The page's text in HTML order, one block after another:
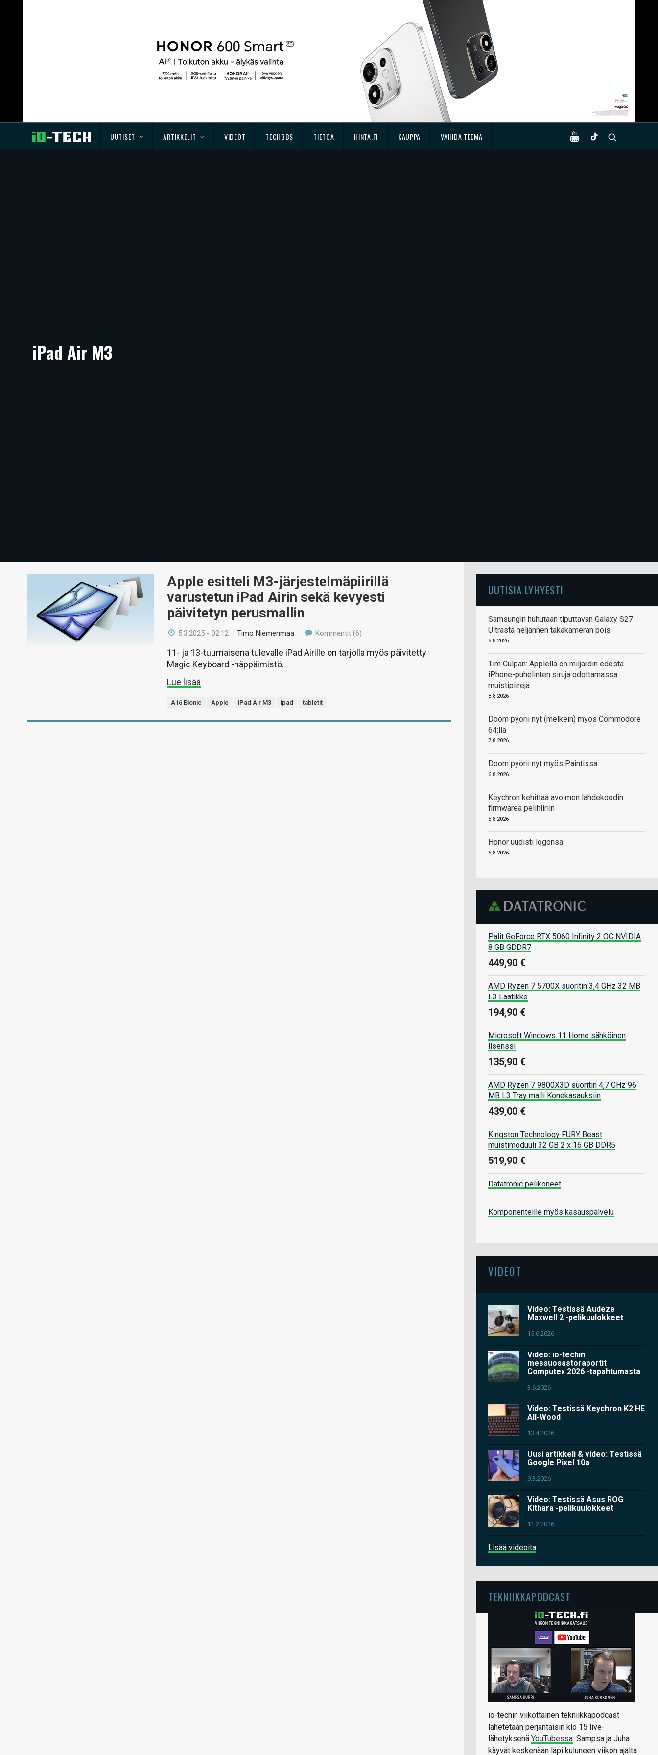
UUTISET ARTIKKELIT VIDEOT TECHBBS TIETOA HINTA.FI KAUPPA VAIHDA TEEMA
iPad Air M3
Apple esitteli M3-järjestelmäpiirillä
varustetun iPad Airin sekä kevyesti
päivitetyn perusmallin
5.3.2025 - 02:12 /Timo Niemenmaa Kommentit (6)
11- ja 13-tuumaisena tulevalle iPad Airille on tarjolla myös päivitetty
Magic Keyboard -näppäimistö.
Lue lisää
A16 Bionic Apple iPad Air M3 ipad tabletit
UUTISIA LYHYESTI
Samsungin huhutaan tiputtavan Galaxy S27
Ultrasta neljännen takakameran pois
8.8.2026
Tim Culpan: Applella on miljardin edestä
iPhone-puhelinten siruja odottamassa
muistipiirejä
8.8.2026
Doom pyörii nyt (melkein) myös Commodore
64:llä
7.8.2026
Doom pyörii nyt myös Paintissa
6.8.2026
Keychron kehittää avoimen lähdekoodin
firmwarea pelihiiriin
5.8.2026
Honor uudisti logonsa
5.8.2026
Palit GeForce RTX 5060 Infinity 2 OC NVIDIA
8 GB GDDR7
449,90 €
AMD Ryzen 7 5700X suoritin 3,4 GHz 32 MB
L3 Laatikko
194,90 €
Microsoft Windows 11 Home sähköinen
lisenssi
135,90 €
AMD Ryzen 7 9800X3D suoritin 4,7 GHz 96
MB L3 Tray malli Konekasauksiin
439,00 €
Kingston Technology FURY Beast
muistimoduuli 32 GB 2 x 16 GB DDR5
519,90 €
Datatronic pelikoneet
Komponenteille myös kasauspalvelu
VIDEOT
Video: Testissä Audeze
Maxwell 2 -pelikuulokkeet
15.6.2026
Video: io-techin
messuosastoraportit
Computex 2026 -tapahtumasta
3.6.2026
Video: Testissä Keychron K2 HE
All-Wood
13.4.2026
Uusi artikkeli & video: Testissä
Google Pixel 10a
9.3.2026
Video: Testissä Asus ROG
Kithara -pelikuulokkeet
11.2.2026
Lisää videoita
TEKNIIKKAPODCAST
io-techin viikottainen tekniikkapodcast
lähetetään perjantaisin klo 15 live-
lähetyksenä YouTubessa. Sampsa ja Juha
käyvät keskenään läpi kuluneen viikon ajalta